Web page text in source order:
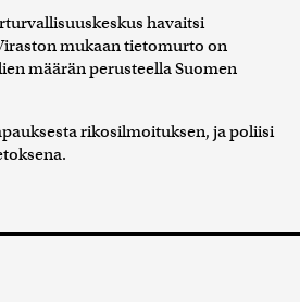
havaitsi
mukaan tietomurto on
määrän perusteella Suomen
rikosilmoituksen, ja poliisi